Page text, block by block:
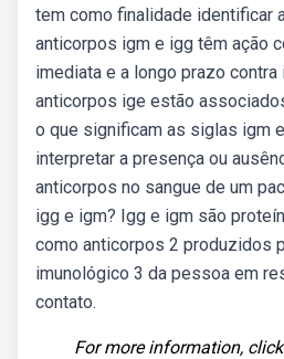
tem como finalidade identificar
anticorpos igm e igg têm ação
imediata e a longo prazo
anticorpos ige estão
o que significam as siglas igm
interpretar a presença ou
anticorpos no sangue de um
igg e igm? Igg e igm são
como anticorpos 2 produzidos
imunológico 3 da pessoa em
contato.
For more information,